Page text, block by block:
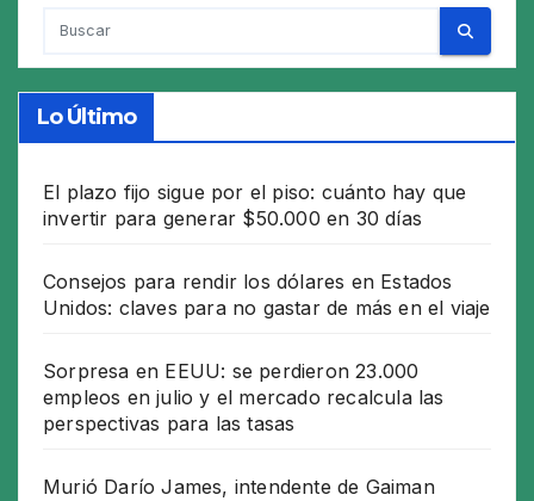
Lo Último
El plazo fijo sigue por el piso: cuánto hay que
invertir para generar $50.000 en 30 días
Consejos para rendir los dólares en Estados
Unidos: claves para no gastar de más en el viaje
Sorpresa en EEUU: se perdieron 23.000
empleos en julio y el mercado recalcula las
perspectivas para las tasas
Murió Darío James, intendente de Gaiman